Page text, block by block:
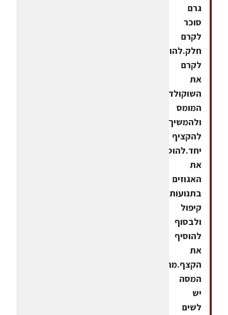
גרם
סוכר
לקרם
חלק.להוסיף
לקרם
את
השוקולד
המומס
ולהמשיך
להקציף
יחד.להוסיף
את
האגוזים
בתנועות
קיפול
ולבסוף
להוסיף
את
הקצף.מחצית
המסה
יש
לשים